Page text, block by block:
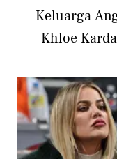
Keluarga
Khloe